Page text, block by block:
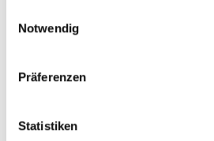
Notwendig
Präferenzen
Statistiken